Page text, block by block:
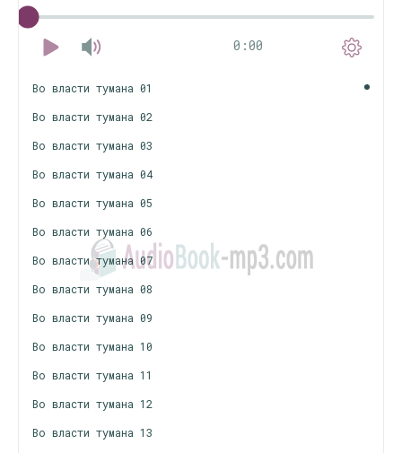
0:00
Во власти тумана 01
Во власти тумана 02
Во власти тумана 03
Во власти тумана 04
Во власти тумана 05
Во власти тумана 06
Во власти тумана 07
Во власти тумана 08
Во власти тумана 09
Во власти тумана 10
Во власти тумана 11
Во власти тумана 12
Во власти тумана 13